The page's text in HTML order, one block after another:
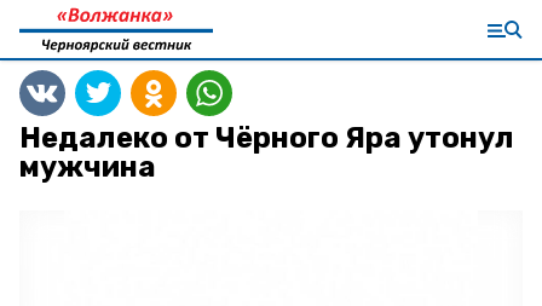
Недалеко от Чёрного Яра утонул
мужчина